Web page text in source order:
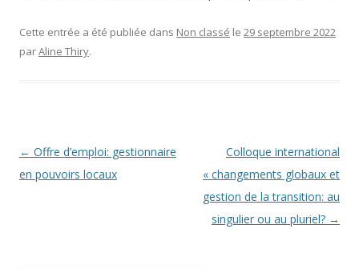
Cette entrée a été publiée dans Non classé le 29 septembre 2022
parAline Thiry.
Navigation
des
← Offre d’emploi: gestionnaire
en pouvoirs locaux
Colloque international
« changements globaux et
gestion de la transition: au
singulier ou au pluriel? →